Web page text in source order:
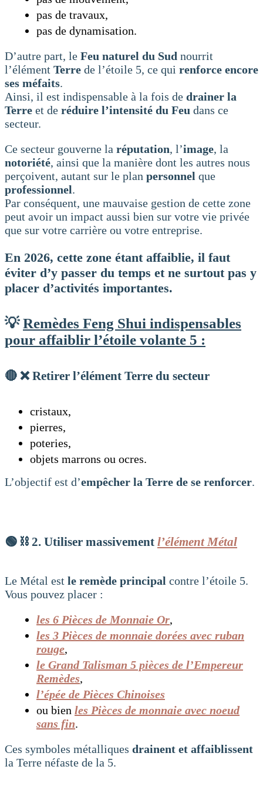
pas de travaux,
pas de dynamisation.
D’autre part, le Feu naturel du Sud nourrit
l’élément Terre de l’étoile 5, ce qui renforce encore
ses méfaits.
Ainsi, il est indispensable à la fois de drainer la
Terre et de réduire l’intensité du Feu dans ce
secteur.
Ce secteur gouverne la réputation, l’image, la
notoriété, ainsi que la manière dont les autres nous
perçoivent, autant sur le plan personnel que
professionnel.
Par conséquent, une mauvaise gestion de cette zone
peut avoir un impact aussi bien sur votre vie privée
que sur votre carrière ou votre entreprise.
En 2026, cette zone étant affaiblie, il faut
éviter d’y passer du temps et ne surtout pas y
placer d’activités importantes.
💡Remèdes Feng Shui indispensables
pour affaiblir l’étoile volante 5 :
🔴 ❌Retirer l’élément Terre du secteur
cristaux,
pierres,
poteries,
objets marrons ou ocres.
L’objectif est d’empêcher la Terre de se renforcer.
🟢 ⛓️ 2. Utiliser massivement l’élément Métal
Le Métal est le remède principal contre l’étoile 5.
Vous pouvez placer :
les 6 Pièces de Monnaie Or,
les 3 Pièces de monnaie dorées avec ruban
rouge,
le Grand Talisman 5 pièces de l’Empereur
Remèdes,
l’épée de Pièces Chinoises
ou bien les Pièces de monnaie avec noeud
sans fin.
Ces symboles métalliques drainent et affaiblissent
la Terre néfaste de la 5.